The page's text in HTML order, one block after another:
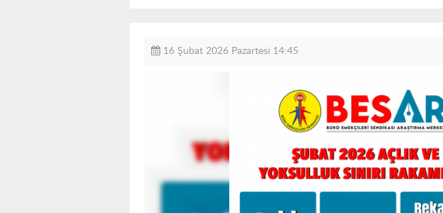
16 Şubat 2026 Pazartesi 14:45